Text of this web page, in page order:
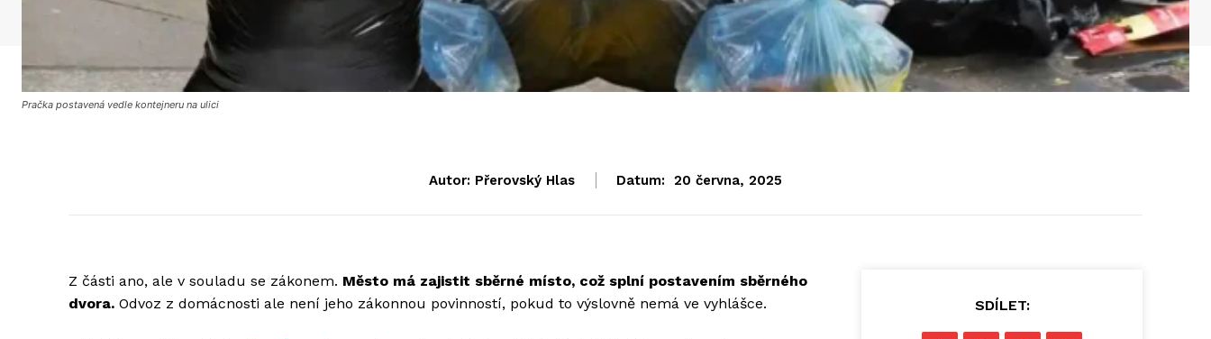
Pračka postavená vedle kontejneru na ulici
Autor: Přerovský Hlas Datum: 20 června, 2025
Z části ano, ale v souladu se zákonem. Město má zajistit sběrné místo, což splní postavením sběrného
dvora. Odvoz z domácnosti ale není jeho zákonnou povinností, pokud to výslovně nemá ve vyhlášce. SDÍLET: